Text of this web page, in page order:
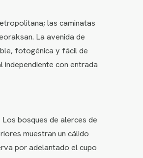
las caminatas
La avenida de
fotogénica y fácil de
independiente con entrada
bosques de alerces de
muestran un cálido
por adelantado el cupo